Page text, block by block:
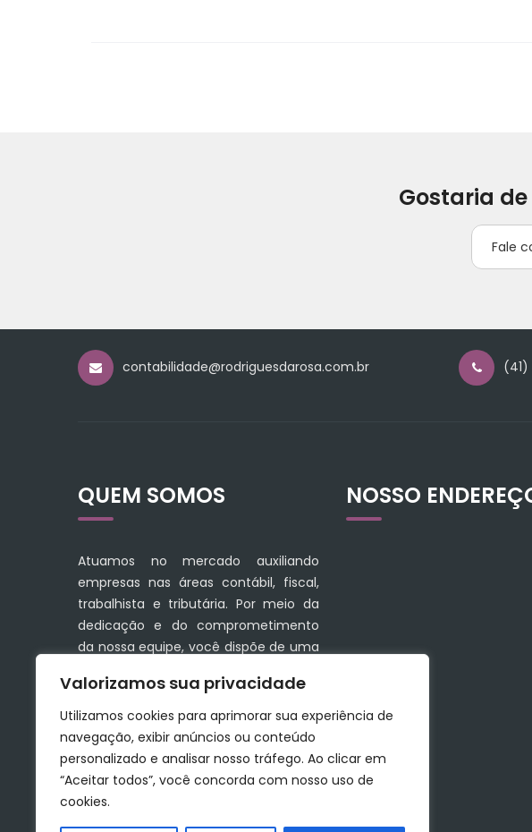
Valorizamos sua privacidade
Utilizamos cookies para aprimorar sua experiência de
navegação, exibir anúncios ou conteúdo
personalizado e analisar nosso tráfego. Ao clicar em
“Aceitar todos”, você concorda com nosso uso de
cookies.
Gostaria
Fale
contabilidade@rodriguesdarosa.com.br (41)
QUEM SOMOS
Atuamos no mercado auxiliando
empresas nas áreas contábil, fiscal,
trabalhista e tributária. Por meio da
dedicação e do comprometimento
da nossa equipe, você dispõe de uma
facilitam a sua administração
financeira.
Conte com soluções seguras e tenha
a contribuição certa para o
crescimento do seu negócio.
NOSSO